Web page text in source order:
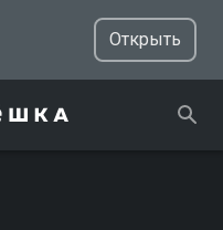
Открыть